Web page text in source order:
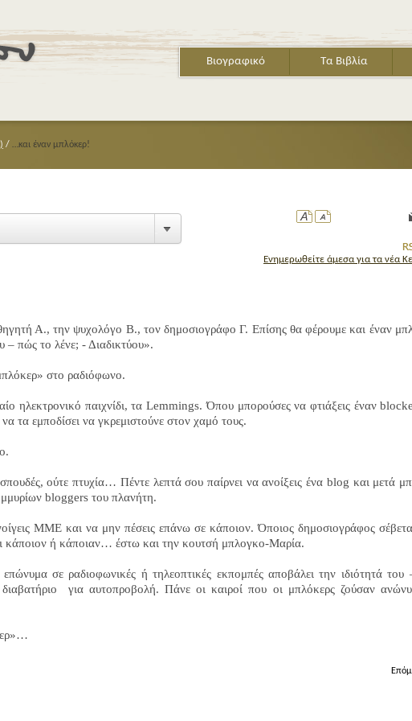
Βιογραφικό Τα Βιβλία
/ …και έναν μπλόκερ!
Ενημερωθείτε άμεσα για τα νέα
Α., την ψυχολόγο Β., τον δημοσιογράφο Γ. Επίσης θα φέρουμε και έναν
– πώς το λένε; - Διαδικτύου».
στο ραδιόφωνο.
ηλεκτρονικό παιχνίδι, τα Lemmings. Όπου μπορούσες να φτιάξεις έναν
τα εμποδίσει να γκρεμιστούνε στον χαμό τους.
ούτε πτυχία… Πέντε λεπτά σου παίρνει να ανοίξεις ένα blog και μετά
bloggers του πλανήτη.
ΜΜΕ και να μην πέσεις επάνω σε κάποιον. Όποιος δημοσιογράφος
κάποιον ή κάποιαν… έστω και την κουτσή μπλογκο-Μαρία.
σε ραδιοφωνικές ή τηλεοπτικές εκπομπές αποβάλει την ιδιότητά του
για αυτοπροβολή. Πάνε οι καιροί που οι μπλόκερς ζούσαν